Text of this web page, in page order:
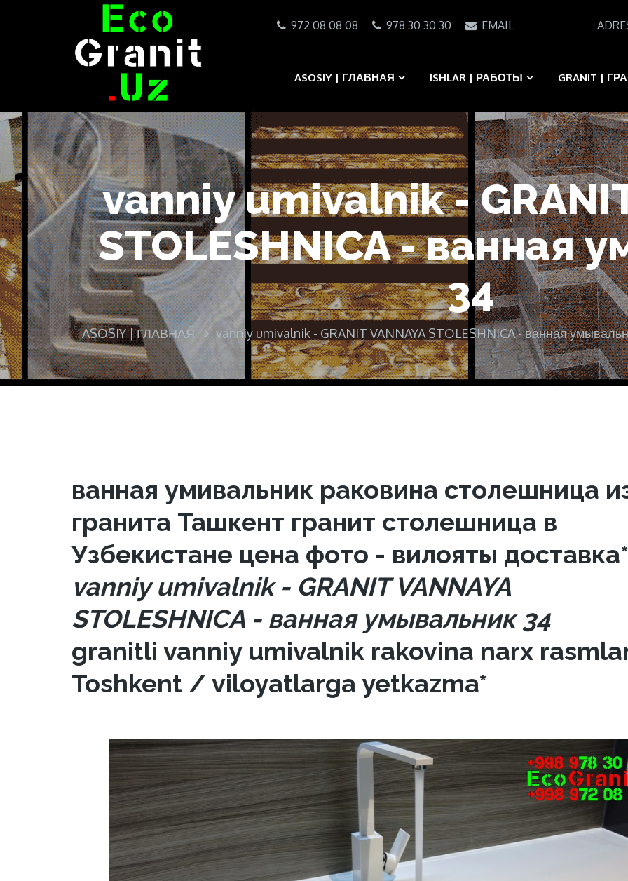
972 08 08 08 978 30 30 30 EMAIL
ASOSIY | ГЛАВНАЯ ISHLAR | РАБОТЫ GRANIT |
vanniy umivalnik -
STOLESHNICA - ванная
34
ASOSIY | ГЛАВНАЯ vanniy umivalnik - GRANIT VANNAYA STOLESHNICA - ванная
ванная умивальник раковина столешница
гранита Ташкент гранит столешница в
Узбекистане цена фото - вилояты доставка*
vanniy umivalnik - GRANIT VANNAYA
STOLESHNICA - ванная умывальник 34
granitli vanniy umivalnik rakovina narx
Toshkent / viloyatlarga yetkazma*